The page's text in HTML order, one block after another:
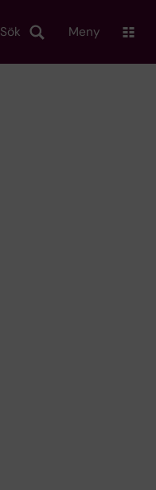
Sök Meny